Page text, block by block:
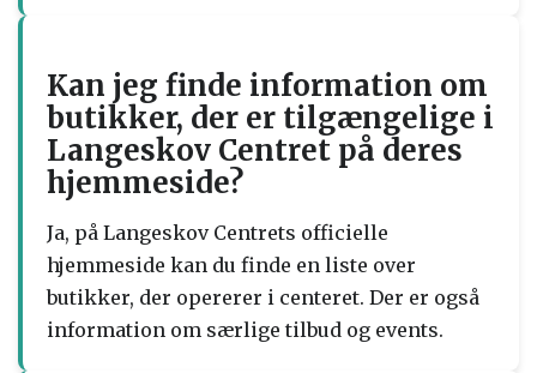
Kan jeg finde information om
butikker, der er tilgængelige i
Langeskov Centret på deres
hjemmeside?
Ja, på Langeskov Centrets officielle
hjemmeside kan du finde en liste over
butikker, der opererer i centeret. Der er også
information om særlige tilbud og events.